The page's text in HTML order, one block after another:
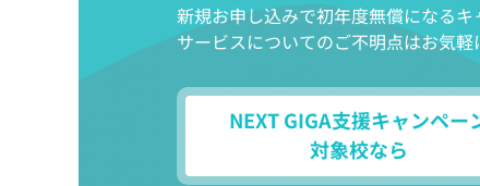
新規お申し込みで初年度無償になるキ
サービスについてのご不明点はお気軽
NEXT GIGA支援キャンペー
対象校なら